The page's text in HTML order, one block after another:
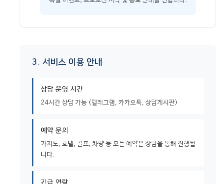
3. 서비스 이용 안내
상담 운영 시간
24시간 상담 가능 (텔레그램, 카카오톡, 상담게시판)
예약 문의
카지노, 호텔, 골프, 차량 등 모든 예약은 상담을 통해 진행됩
니다.